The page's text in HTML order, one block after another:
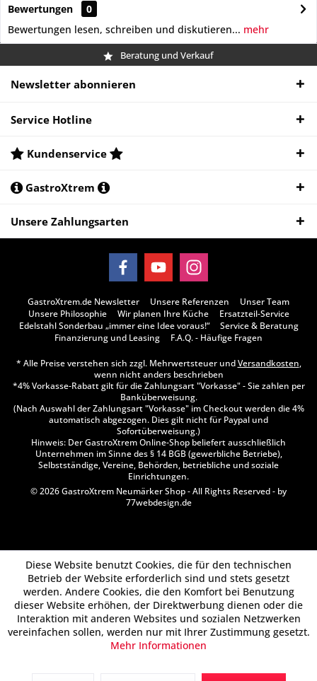
Bewertungen
0
Bewertungen lesen, schreiben und diskutieren... mehr
Beratung und Verkauf
Newsletter abonnieren
Service Hotline
Kundenservice
GastroXtrem
Unsere Zahlungsarten
GastroXtrem.de Newsletter Unsere Referenzen
Unser Team
Unsere Philosophie
Wir planen Ihre Küche
Ersatzteil-Service
Edelstahl Sonderbau „immer eine Idee voraus!“
Service & Beratung
Finanzierung und Leasing
F.A.Q. - Häufige Fragen
* Alle Preise verstehen sich zzgl. Mehrwertsteuer undVersandkosten,
wenn nicht anders beschrieben
*4% Vorkasse-Rabatt gilt für die Zahlungsart "Vorkasse" - Sie zahlen per
Banküberweisung.
(Nach Auswahl der Zahlungsart "Vorkasse" im Checkout werden die 4%
automatisch abgezogen. Dies gilt nicht für Paypal und
Sofortüberweisung.)
Hinweis: Der GastroXtrem Online-Shop beliefert ausschließlich
Unternehmen im Sinne des § 14 BGB (gewerbliche Betriebe),
Selbstständige, Vereine, Behörden, betriebliche und soziale
Einrichtungen.
© 2026 GastroXtrem Neumärker Shop - All Rights Reserved - by
77webdesign.de
Diese Website benutzt Cookies, die für den technischen
Betrieb der Website erforderlich sind und stets gesetzt
werden. Andere Cookies, die den Komfort bei Benutzung
dieser Website erhöhen, der Direktwerbung dienen oder die
Interaktion mit anderen Websites und sozialen Netzwerken
vereinfachen sollen, werden nur mit Ihrer Zustimmung gesetzt.
Mehr Informationen